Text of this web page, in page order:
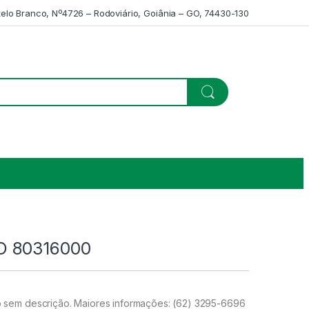
Branco, Nº4726 – Rodoviário, Goiânia – GO, 74430-130
80316000
sem descrição. Maiores informações: (62) 3295-6696